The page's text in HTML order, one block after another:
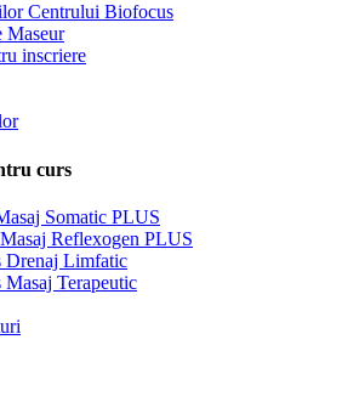
Centrului Biofocus
Maseur
inscriere
curs
Somatic PLUS
Reflexogen PLUS
Limfatic
Terapeutic